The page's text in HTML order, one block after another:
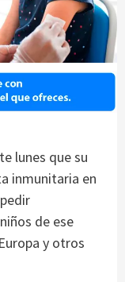
lunes que su
inmunitaria en
de ese
y otros